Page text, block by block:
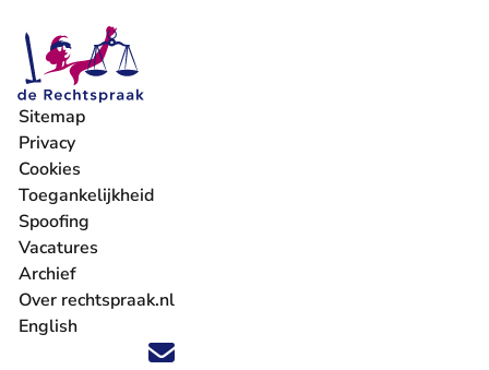
Volg ons op X (Twitter) - U verlaat Rechtspraak.nl
Volg ons op Facebook - U verlaat Rechtspraak.nl
Volg ons op Instagram - U verlaat Rechtspraak.nl
Volg ons op Youtube - U verlaat Rechtspraak.nl
Volg ons op LinkedIn - U verlaat
'Blijf op de hoogte' nieuwsbrief - U verlaat
Sitemap
Privacy
Cookies
Toegankelijkheid
Spoofing
Vacatures
- U verlaat Rechtspraak.nl
Archief
Over rechtspraak.nl
English